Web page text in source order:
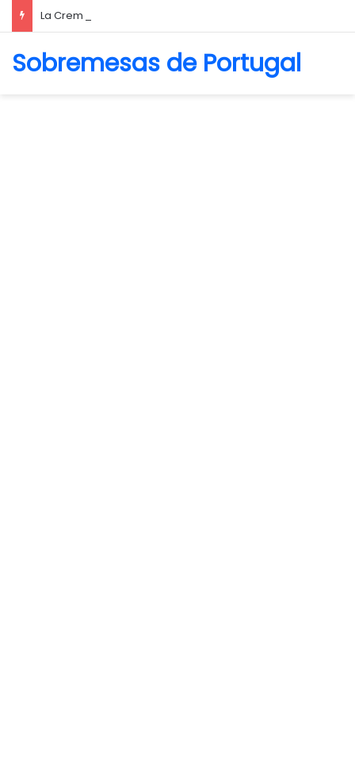
La Crema Caffè
Sobremesas de Portugal